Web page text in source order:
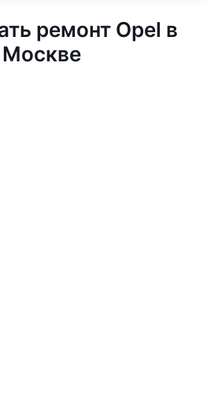
ремонт Opel в
Москве